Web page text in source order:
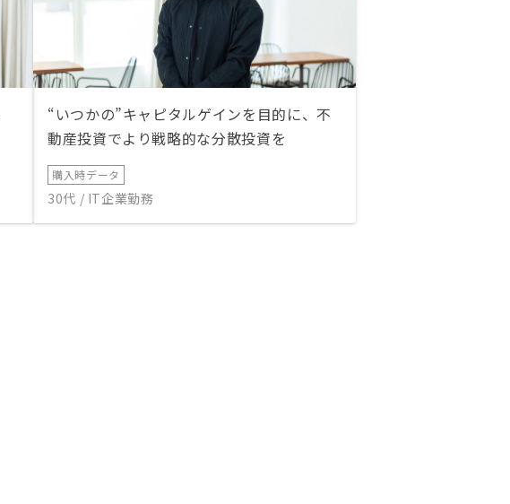
“いつかの”キャピタルゲインを目的に、不
動産投資でより戦略的な分散投資を
購入時データ
30代 / IT企業勤務